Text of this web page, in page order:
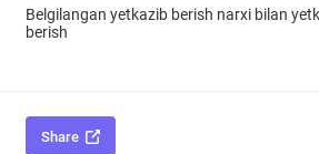
Belgilangan yetkazib berish narxi bilan
berish
Share